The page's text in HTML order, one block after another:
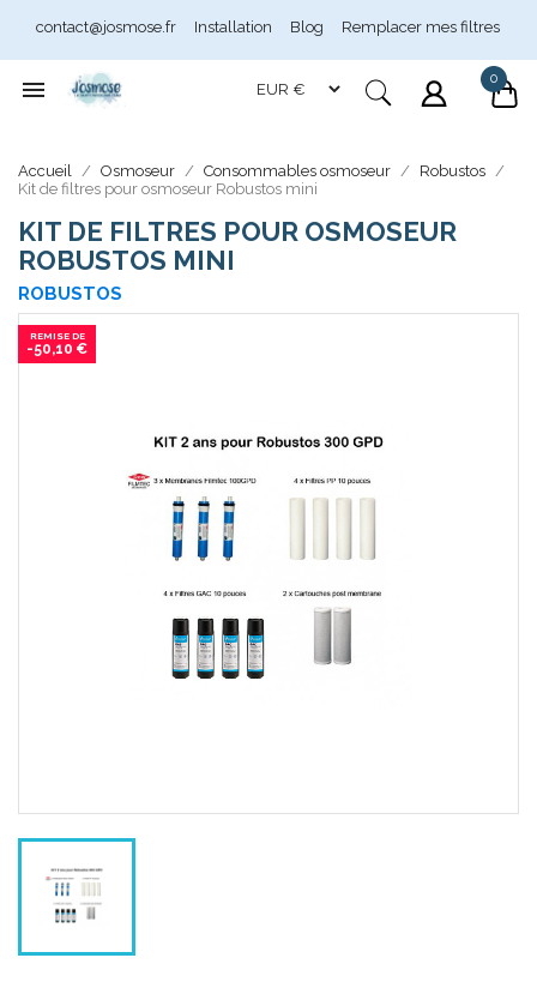
contact@josmose.fr Installation Blog Remplacer mes filtres
 0
Accueil Osmoseur Consommables osmoseur
Robustos
Kit de filtres pour osmoseur Robustos mini
KIT DE FILTRES POUR OSMOSEUR
ROBUSTOS MINI
ROBUSTOS
-50,10 €